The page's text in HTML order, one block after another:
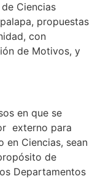
Ciencias
propuestas
con
de Motivos, y
en que se
externo para
en Ciencias, sean
de
Departamentos